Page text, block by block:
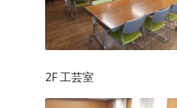
2F 工芸室